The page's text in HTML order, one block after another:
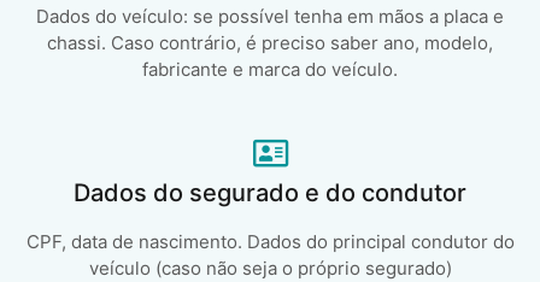
Dados do veículo: se possível tenha em mãos a placa e
chassi. Caso contrário, é preciso saber ano, modelo,
fabricante e marca do veículo.
Dados do segurado e do condutor
CPF, data de nascimento. Dados do principal condutor do
veículo (caso não seja o próprio segurado)